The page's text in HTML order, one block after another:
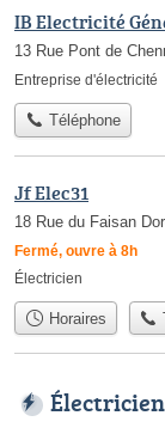
IB Electricité
13 Rue Pont de
Entreprise d'électricité
Téléphone
Jf Elec31
18 Rue du Faisan
Fermé, ouvre à 8h
Électricien
Horaires